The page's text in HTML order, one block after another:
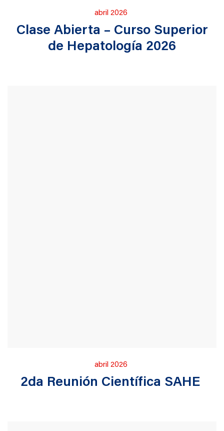
Publicado
abril 2026
Clase Abierta – Curso Superior
de Hepatología 2026
Publicado
abril 2026
2da Reunión Científica SAHE ​